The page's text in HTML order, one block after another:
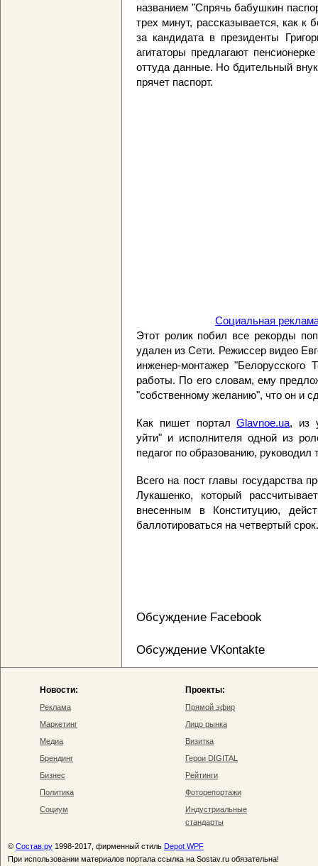
названием "Спрячь бабушкин
трех минут, рассказывается, как к
за кандидата в президенты
агитаторы предлагают
оттуда данные. Но бдительный
прячет паспорт.
Социальная
Этот ролик побил все рекорды
удален из Сети. Режиссер видео
инженер-монтажер "Белорусского
работы. По его словам, ему
"собственному желанию", что он и
Как пишет порталGlavnoe.ua, из
уйти" и исполнителя одной из
педагог по образованию,
Всего на пост главы государства
Лукашенко, который
внесенным в Конституцию,
баллотироваться на четвертый срок.
Обсуждение Facebook
Обсуждение VKontakte
Новости:
Реклама
Маркетинг
Медиа
Брендинг
Бизнес
Политика
Социум
Проекты:
Прямой эфир
Лицо рынка
Визитка
Герои DIGITAL
Рейтинги
Фоторепортажи
Индустриальные
стандарты
© Состав.ру 1998-2017, фирменный стиль Depot WPF
При использовании материалов портала ссылка на Sostav.ru обязательна!